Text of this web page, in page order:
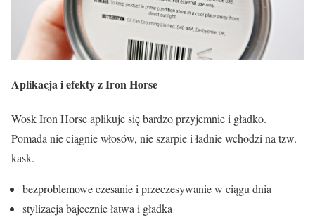
Aplikacja i efekty z Iron Horse
Wosk Iron Horse aplikuje się bardzo przyjemnie i gładko.
Pomada nie ciągnie włosów, nie szarpie i ładnie wchodzi na tzw.
kask.
bezproblemowe czesanie i przeczesywanie w ciągu dnia
stylizacja bajecznie łatwa i gładka